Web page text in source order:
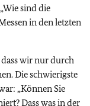
sind die
in den letzten
wir nur durch
Die schwierigste
„Können Sie
Dass was in der